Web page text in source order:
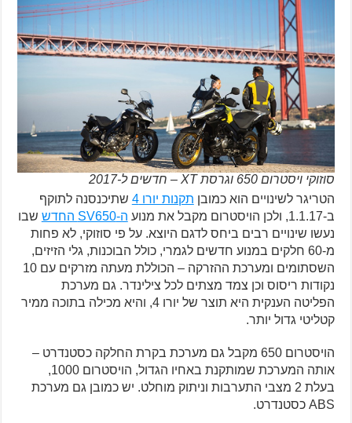
סוזוקי ויסטרום 650 וגרסת XT – חדשים ל-2017
הטריגר לשינויים הוא כמובן תקנות יורו 4
שתיכנסנה לתוקף
ב-1.1.17, ולכן הויסטרום מקבל את מנוע
ה-SV650 החדש
שבו
נעשו שינויים רבים ביחס לדגם היוצא. על פי סוזוקי, לא פחות
מ-60 חלקים במנוע חדשים לגמרי, כולל הבוכנות, גלי הזיזים,
השסתומים ומערכת ההזרקה – הכוללת מעתה מזרקים עם 10
נקודות ריסוס וכן צמד מצתים לכל צילינדר. גם מערכת
הפליטה הענקית היא תוצר של יורו 4, והיא מכילה בתוכה ממיר
קטליטי גדול יותר.
הויסטרום 650 מקבל גם מערכת בקרת החלקה כסטנדרט –
אותה המערכת שמותקנת באחיו הגדול, הויסטרום 1000,
בעלת 2 מצבי התערבות וניתוק מוחלט. יש כמובן גם מערכת
ABS כסטנדרט.